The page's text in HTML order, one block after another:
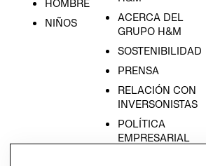
HOMBRE
NIÑOS
ACERCA DEL
GRUPO H&M
SOSTENIBILIDAD
PRENSA
RELACIÓN CON
INVERSONISTAS
POLÍTICA
EMPRESARIAL